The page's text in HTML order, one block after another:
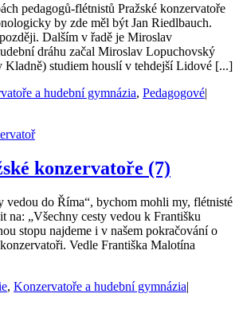
pedagogů-flétnistů Pražské konzervatoře
by zde měl být Jan Riedlbauch.
Dalším v řadě je Miroslav
dráhu začal Miroslav Lopuchovský
Kladně) studiem houslí v tehdejší Lidové [...]
a hudební gymnázia, Pedagogové|
konzervatoře (7)
vedou do Říma“, bychom mohli my, flétnisté
na: „Všechny cesty vedou k Františku
stopu najdeme i v našem pokračování o
Vedle Františka Malotína
, Konzervatoře a hudební gymnázia|